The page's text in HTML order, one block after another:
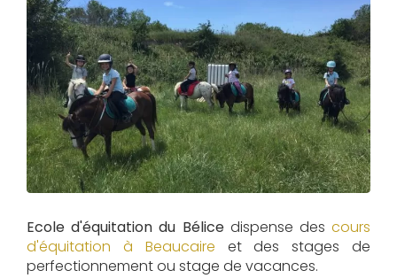
Ecole d'équitation du Bélicedispense des cours
d'équitation à Beaucaire et des stages de
perfectionnement ou stage de vacances.